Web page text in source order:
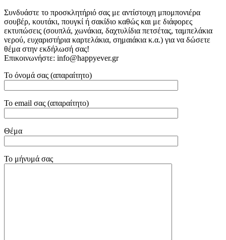
Συνδυάστε το προσκλητήριό σας με αντίστοιχη μπομπονιέρα
σουβέρ, κουτάκι, πουγκί ή σακίδιο καθώς και με διάφορες
εκτυπώσεις (σουπλά, χωνάκια, δαχτυλίδια πετσέτας, ταμπελάκια
νερού, ευχαριστήρια καρτελάκια, σημαιάκια κ.α.) για να δώσετε
θέμα στην εκδήλωσή σας!
Επικοινωνήστε: info@happyever.gr
Το όνομά σας (απαραίτητο)
Το email σας (απαραίτητο)
Θέμα
Το μήνυμά σας